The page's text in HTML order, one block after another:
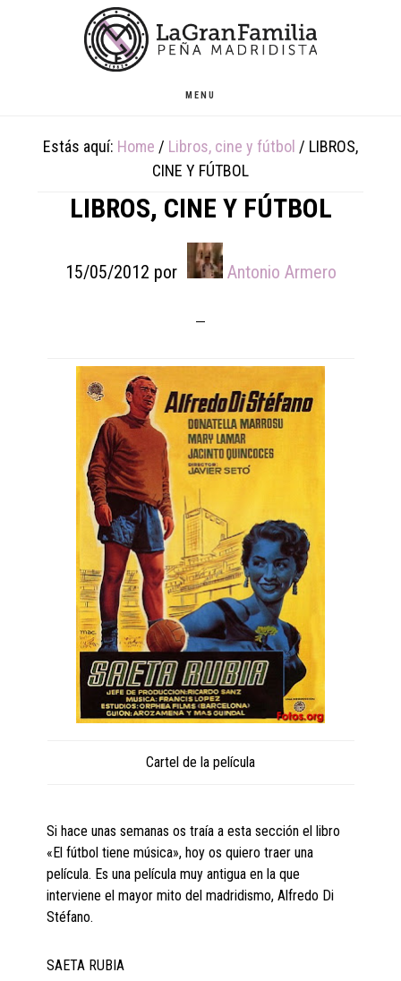
MENU
Estás aquí: Home / Libros, cine y fútbol / LIBROS,
CINE Y FÚTBOL
LIBROS, CINE Y FÚTBOL
15/05/2012 por Antonio Armero
Cartel de la película
Si hace unas semanas os traía a esta sección el libro
«El fútbol tiene música», hoy os quiero traer una
película. Es una película muy antigua en la que
interviene el mayor mito del madridismo, Alfredo Di
Stéfano.
SAETA RUBIA